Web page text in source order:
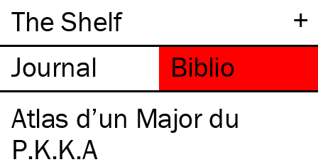
+
The Shelf
Atlas d’un Major du
P.K.K.A